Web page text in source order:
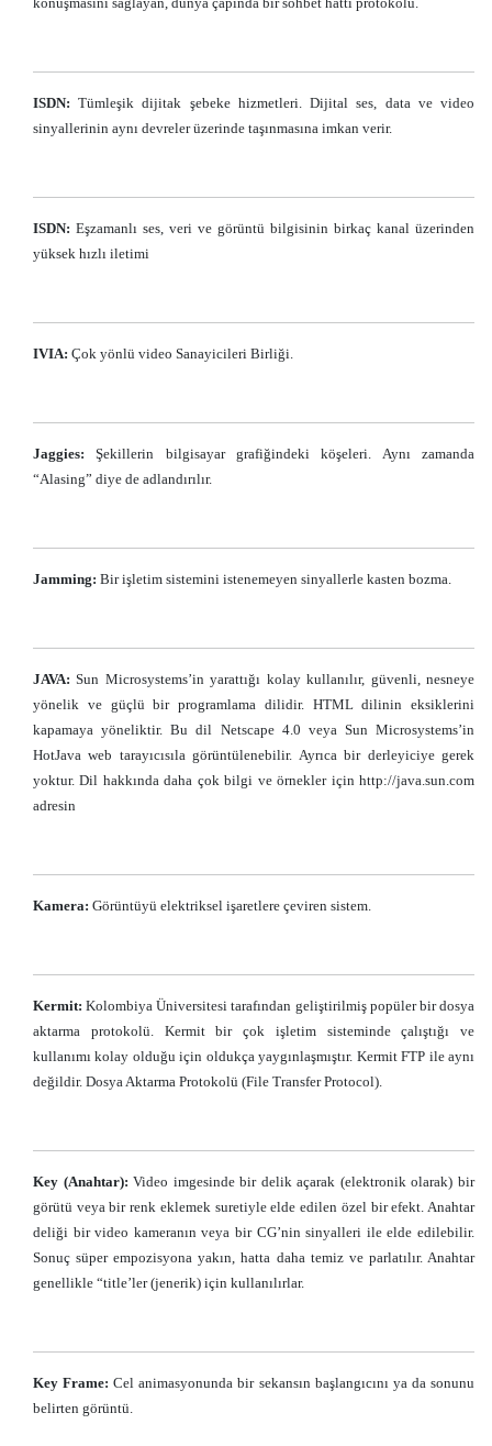
ISDN: Tümleşik dijitak şebeke hizmetleri. Dijital ses, data ve video
sinyallerinin aynı devreler üzerinde taşınmasına imkan verir.
ISDN: Eşzamanlı ses, veri ve görüntü bilgisinin birkaç kanal üzerinden
yüksek hızlı iletimi
IVIA: Çok yönlü video Sanayicileri Birliği.
Jaggies: Şekillerin bilgisayar grafiğindeki köşeleri. Aynı zamanda
“Alasing” diye de adlandırılır.
Jamming: Bir işletim sistemini istenemeyen sinyallerle kasten bozma.
JAVA: Sun Microsystems’in yarattığı kolay kullanılır, güvenli, nesneye
yönelik ve güçlü bir programlama dilidir. HTML dilinin eksiklerini
kapamaya yöneliktir. Bu dil Netscape 4.0 veya Sun Microsystems’in
HotJava web tarayıcısıla görüntülenebilir. Ayrıca bir derleyiciye gerek
yoktur. Dil hakkında daha çok bilgi ve örnekler için http://java.sun.com
adresin
Kamera: Görüntüyü elektriksel işaretlere çeviren sistem.
Kermit: Kolombiya Üniversitesi tarafından geliştirilmiş popüler bir dosya
aktarma protokolü. Kermit bir çok işletim sisteminde çalıştığı ve
kullanımı kolay olduğu için oldukça yaygınlaşmıştır. Kermit FTP ile aynı
değildir. Dosya Aktarma Protokolü (File Transfer Protocol).
Key (Anahtar): Video imgesinde bir delik açarak (elektronik olarak) bir
görütü veya bir renk eklemek suretiyle elde edilen özel bir efekt. Anahtar
deliği bir video kameranın veya bir CG’nin sinyalleri ile elde edilebilir.
Sonuç süper empozisyona yakın, hatta daha temiz ve parlatılır. Anahtar
genellikle “title’ler (jenerik) için kullanılırlar.
Key Frame: Cel animasyonunda bir sekansın başlangıcını ya da sonunu
belirten görüntü.